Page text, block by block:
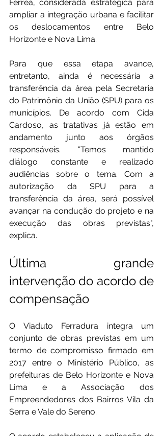
Férrea, considerada estratégica para
ampliar a integração urbana e facilitar
os deslocamentos entre Belo
Horizonte e Nova Lima.
Para que essa etapa avance,
entretanto, ainda é necessária a
transferência da área pela Secretaria
do Patrimônio da União (SPU) para os
municípios. De acordo com Cida
Cardoso, as tratativas já estão em
andamento junto aos órgãos
responsáveis. "Temos mantido
diálogo constante e realizado
audiências sobre o tema. Com a
autorização da SPU para a
transferência da área, será possível
avançar na condução do projeto e na
execução das obras previstas",
explica.
Última grande
intervenção do acordo de
compensação
O Viaduto Ferradura integra um
conjunto de obras previstas em um
termo de compromisso firmado em
2017 entre o Ministério Público, as
prefeituras de Belo Horizonte e Nova
Lima e a Associação dos
Empreendedores dos Bairros Vila da
Serra e Vale do Sereno.